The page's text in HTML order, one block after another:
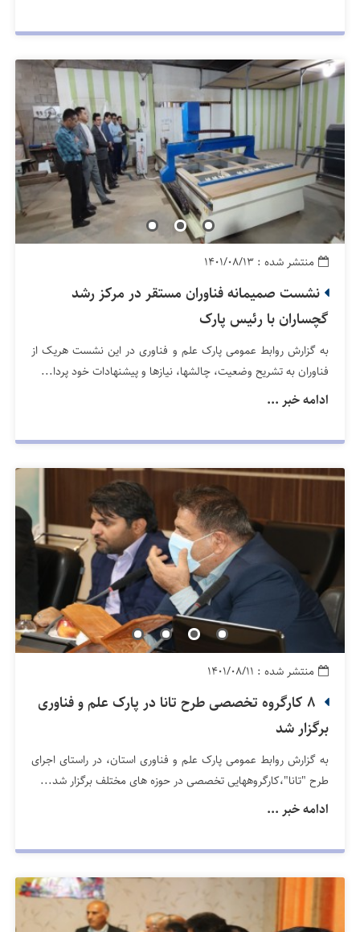
منتشر شده : ۱۴۰۱/۰۸/۱۳
نشست صمیمانه فناوران مستقر در مرکز رشد
گچساران با رئیس پارک
به گزارش روابط عمومی پارک علم و فناوری در این نشست هریک از
فناوران به تشریح وضعیت، چالشها، نیازها و پیشنهادات خود پردا...
ادامه خبر ...
منتشر شده : ۱۴۰۱/۰۸/۱۱
8 کارگروه تخصصی طرح تانا در پارک علم و فناوری
برگزار شد
به گزارش روابط عمومی پارک علم و فناوری استان، در راستای اجرای
طرح "تانا"،کارگروههایی تخصصی در حوزه های مختلف برگزار شد...
ادامه خبر ...